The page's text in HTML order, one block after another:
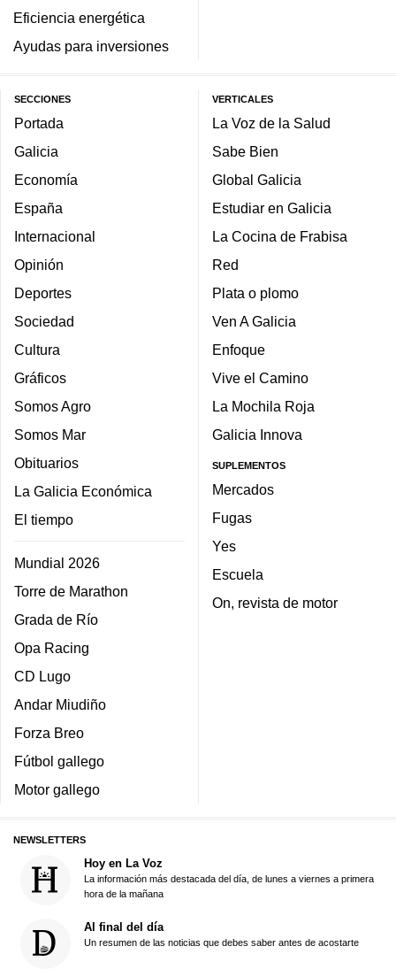
Eficiencia energética
Ayudas para inversiones
SECCIONES
Portada
Galicia
Economía
España
Internacional
Opinión
Deportes
Sociedad
Cultura
Gráficos
Somos Agro
Somos Mar
Obituarios
La Galicia Económica
El tiempo
Mundial 2026
Torre de Marathon
Grada de Río
Opa Racing
CD Lugo
Andar Miudiño
Forza Breo
Fútbol gallego
Motor gallego
VERTICALES
La Voz de la Salud
Sabe Bien
Global Galicia
Estudiar en Galicia
La Cocina de Frabisa
Red
Plata o plomo
Ven A Galicia
Enfoque
Vive el Camino
La Mochila Roja
Galicia Innova
SUPLEMENTOS
Mercados
Fugas
Yes
Escuela
On, revista de motor
NEWSLETTERS
Hoy en La Voz
La información más destacada del día, de lunes a viernes a primera
hora de la mañana
Al final del día
Un resumen de las noticias que debes saber antes de acostarte